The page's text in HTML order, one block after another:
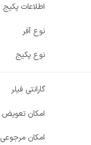
اطلاعات پکیج
نوع آفر
نوع پکیج
گارانتی فیلر
امکان تعویض
امکان مرجوعی